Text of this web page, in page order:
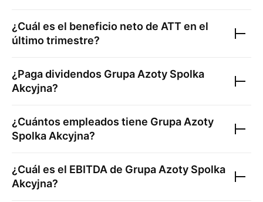
¿Cuál es el beneficio neto de ATTen el
último trimestre?
¿Paga dividendos Grupa Azoty Spolka
Akcyjna?
¿Cuántos empleados tiene Grupa Azoty
Spolka Akcyjna?
¿Cuál es el EBITDA de Grupa Azoty Spolka
Akcyjna?